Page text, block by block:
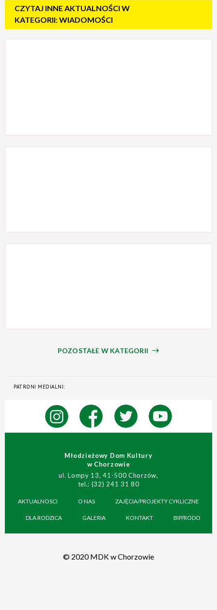
CZYTAJ INNE AKTUALNOŚCI W
KATEGORII: WIADOMOŚCI
POZOSTAŁE W KATEGORII
Młodzieżowy Dom Kultury
w Chorzowie
ul. Lompy 13, 41-500 Chorzów,
tel.: (32) 241 31 80
AKTUALNOSCI O NAS ZAJĘCIA/PROJEKTY CYKLICZNE
DLA RODZICA GALERIA KONTAKT BIP/RODO
© 2020 MDK w Chorzowie